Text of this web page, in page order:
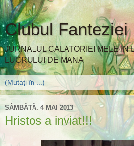
Clubul Fanteziei
JURNALUL CALATORIEI MELE IN
LUCRULUI DE MANA
SÂMBĂTĂ, 4 MAI 2013
Hristos a inviat!!!